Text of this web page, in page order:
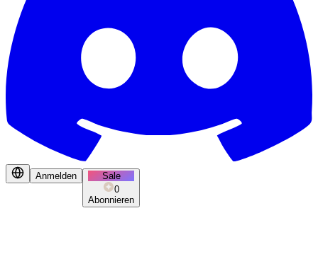
Anmelden
Sale
0
Abonnieren